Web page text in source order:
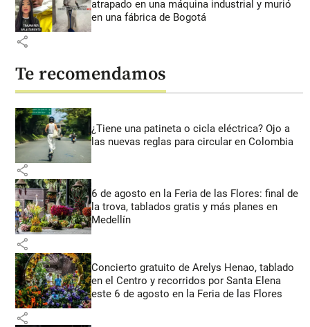
atrapado en una máquina industrial y murió
en una fábrica de Bogotá
share
Te recomendamos
¿Tiene una patineta o cicla eléctrica? Ojo a
las nuevas reglas para circular en Colombia
share
6 de agosto en la Feria de las Flores: final de
la trova, tablados gratis y más planes en
Medellín
share
Concierto gratuito de Arelys Henao, tablado
en el Centro y recorridos por Santa Elena
este 6 de agosto en la Feria de las Flores
share